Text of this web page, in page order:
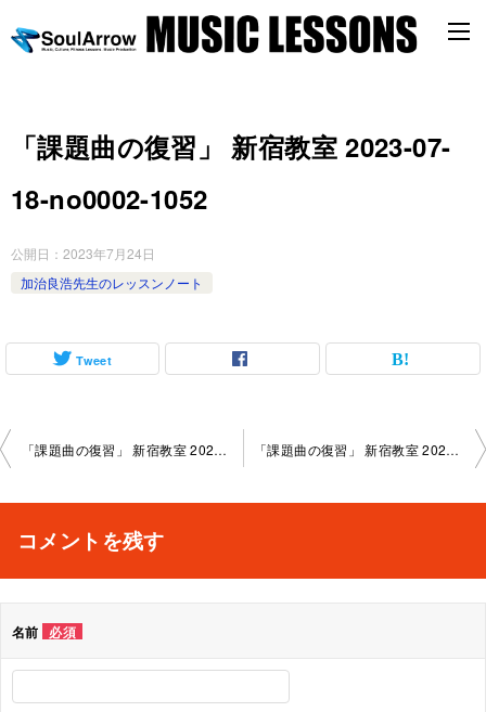
「課題曲の復習」 新宿教室 2023-07-
18-no0002-1052
公開日： 2023年7月24日
加治良浩先生のレッスンノート
Tweet
投
ビ
シ
「課題曲の復習」 新宿教室 2023-07-11-no0002-1052 「課題曲の復習」 新宿教室 2023-07-18-no0002-1117
コメントを残す
名前 必須